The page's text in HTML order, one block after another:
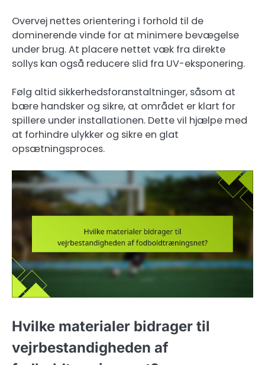
Overvej nettes orientering i forhold til de
dominerende vinde for at minimere bevægelse
under brug. At placere nettet væk fra direkte
sollys kan også reducere slid fra UV-eksponering.
Følg altid sikkerhedsforanstaltninger, såsom at
bære handsker og sikre, at området er klart for
spillere under installationen. Dette vil hjælpe med
at forhindre ulykker og sikre en glat
opsætningsproces.
Hvilke materialer bidrager til
vejrbestandigheden af